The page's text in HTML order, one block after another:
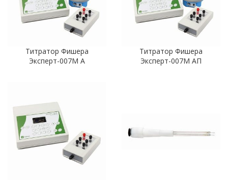
Титратор Фишера
Эксперт-007М А
Титратор Фишера
Эксперт-007М АП